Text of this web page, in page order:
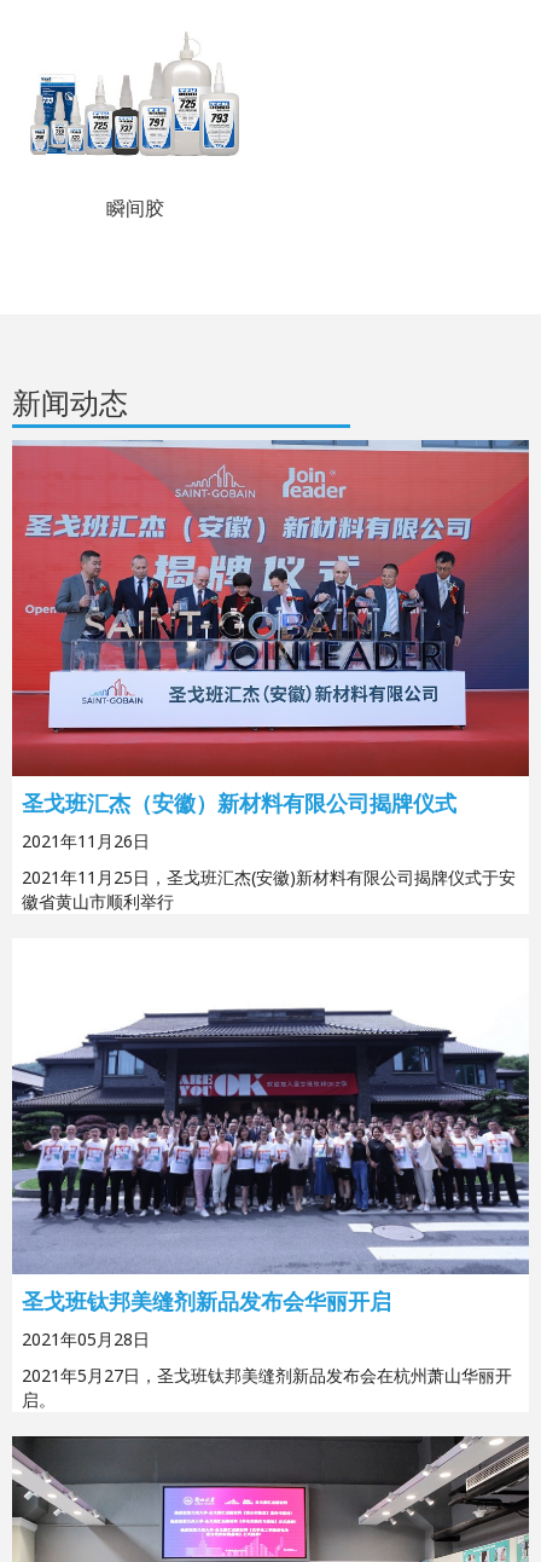
瞬间胶
新闻动态
圣戈班汇杰（安徽）新材料有限公司揭牌仪式
2021年11月26日
2021年11月25日，圣戈班汇杰(安徽)新材料有限公司揭牌仪式于安
徽省黄山市顺利举行
圣戈班钛邦美缝剂新品发布会华丽开启
2021年05月28日
2021年5月27日，圣戈班钛邦美缝剂新品发布会在杭州萧山华丽开
启。